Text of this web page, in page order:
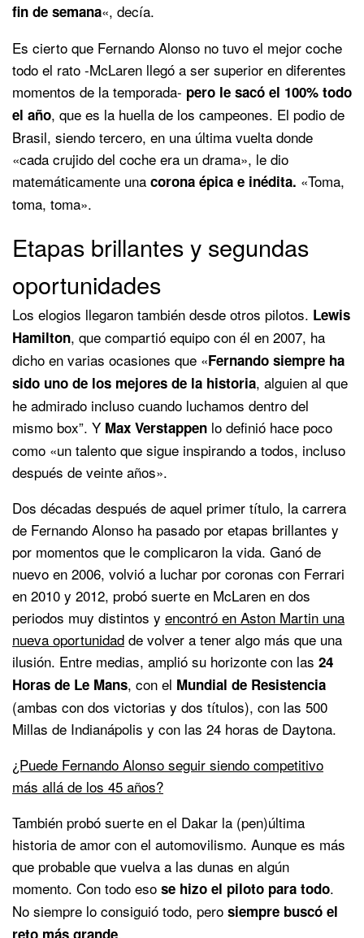
fin de semana«, decía.
Es cierto que Fernando Alonso no tuvo el mejor coche
todo el rato -McLaren llegó a ser superior en diferentes
momentos de la temporada- pero le sacó el 100% todo
el año, que es la huella de los campeones. El podio de
Brasil, siendo tercero, en una última vuelta donde
«cada crujido del coche era un drama», le dio
matemáticamente una corona épica e inédita. «Toma,
toma, toma».
Etapas brillantes y segundas
oportunidades
Los elogios llegaron también desde otros pilotos. Lewis
Hamilton, que compartió equipo con él en 2007, ha
dicho en varias ocasiones que «Fernando siempre ha
sido uno de los mejores de la historia, alguien al que
he admirado incluso cuando luchamos dentro del
mismo box”. Y Max Verstappen lo definió hace poco
como «un talento que sigue inspirando a todos, incluso
después de veinte años».
Dos décadas después de aquel primer título, la carrera
de Fernando Alonso ha pasado por etapas brillantes y
por momentos que le complicaron la vida. Ganó de
nuevo en 2006, volvió a luchar por coronas con Ferrari
en 2010 y 2012, probó suerte en McLaren en dos
periodos muy distintos y encontró en Aston Martin una
nueva oportunidad de volver a tener algo más que una
ilusión. Entre medias, amplió su horizonte con las 24
Horas de Le Mans, con el Mundial de Resistencia
(ambas con dos victorias y dos títulos), con las 500
Millas de Indianápolis y con las 24 horas de Daytona.
¿Puede Fernando Alonso seguir siendo competitivo
más allá de los 45 años?
También probó suerte en el Dakar la (pen)última
historia de amor con el automovilismo. Aunque es más
que probable que vuelva a las dunas en algún
momento. Con todo eso se hizo el piloto para todo.
No siempre lo consiguió todo, pero siempre buscó el
.